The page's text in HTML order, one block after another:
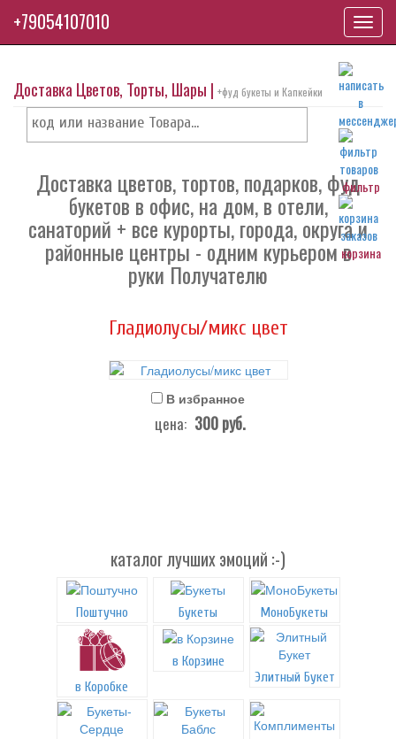
фильтр
корзина
Доставка Цветов, Торты, Шары | +фуд букеты и Капкейки
Доставка цветов, тортов, подарков, фуд
букетов в офис, на дом, в отели,
санаторий + все курорты, города, округа и
районные центры - одним курьером в
руки Получателю
Гладиолусы/микс цвет
В избранное
цена: 300руб.
каталог лучших эмоций :-)
Поштучно Букеты МоноБукеты
в Коробке
в Корзине
Элитный Букет
+79054107010